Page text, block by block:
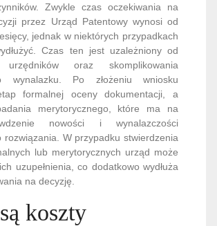
Zwykle czas oczekiwania na
przez Urząd Patentowy wynosi od
jednak w niektórych przypadkach
Czas ten jest uzależniony od
urzędników oraz skomplikowania
wynalazku. Po złożeniu wniosku
formalnej oceny dokumentacji, a
merytorycznego, które ma na
nowości i wynalazczości
rozwiązania. W przypadku stwierdzenia
lub merytorycznych urząd może
uzupełnienia, co dodatkowo wydłuża
na decyzję.
koszty